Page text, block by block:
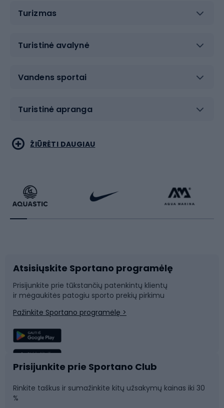
Turizmas
Turistinė avalynė
Vandens sportai
Turistinė apranga
Bėgimas
Dviratininkų apranga
Dviračių dalys
Laipiojimas
Žvejyba
Sportinė medicina
Koviniai sportai
Rakečių sportas
Rogutės ir čiuožynės
Snieglenčių sportas
Plaukimas
Komandinis sportas
ŽIŪRĖTI DAUGIAU
Atsisiųskite Sportano programėlę
Prisijunkite prie tūkstančių patenkintų klientų
ir mėgaukitės patogiu sporto prekių pirkimu
Pažinkite Sportano programėlę >
Prisijunkite prie Sportano Club
Rinkite taškus ir sumažinkite kitų užsakymų kainas iki 30
%